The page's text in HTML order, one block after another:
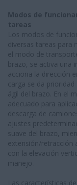
Modos de
tareas
Los modos de
diversas tareas para
el modo de
brazo, se activa una
acciona la dirección
carga se da
ágil del brazo. En el
adecuado para
descarga de
ajustes
suave del brazo,
extensión/retracción
con la elevación
manejo.
Las características